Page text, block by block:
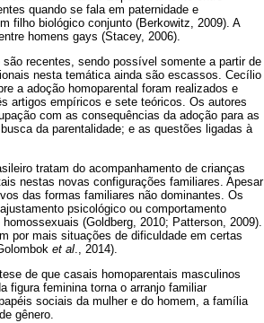
quando se fala em paternidade e
filho biológico conjunto (Berkowitz, 2009). A
homens gays (Stacey, 2006).
recentes, sendo possível somente a partir de
nesta temática ainda são escassos. Cecílio
a adoção homoparental foram realizados e
artigos empíricos e sete teóricos. Os autores
com as consequências da adoção para as
da parentalidade; e as questões ligadas à
tratam do acompanhamento de crianças
nestas novas configurações familiares. Apesar
das formas familiares não dominantes. Os
psicológico ou comportamento
(Goldberg, 2010; Patterson, 2009).
por mais situações de dificuldade em certas
et al ., 2014).
de que casais homoparentais masculinos
figura feminina torna o arranjo familiar
sociais da mulher e do homem, a família
gênero.